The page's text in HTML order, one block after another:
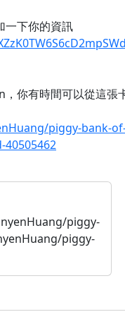
一下你的資訊
你有時間可以從這張
piggy-bank-
piggy-
piggy-